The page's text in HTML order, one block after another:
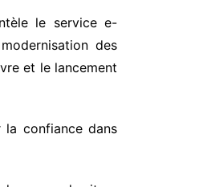
le service e-
des
et le lancement
la confiance dans